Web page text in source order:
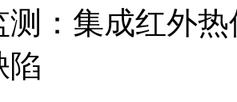
测：集成红外
陷